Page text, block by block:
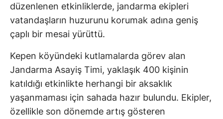
düzenlenen etkinliklerde, jandarma ekipleri
vatandaşların huzurunu korumak adına geniş
çaplı bir mesai yürüttü.
Kepen köyündeki kutlamalarda görev alan
Jandarma Asayiş Timi, yaklaşık 400 kişinin
katıldığı etkinlikte herhangi bir aksaklık
yaşanmaması için sahada hazır bulundu. Ekipler,
özellikle son dönemde artış gösteren